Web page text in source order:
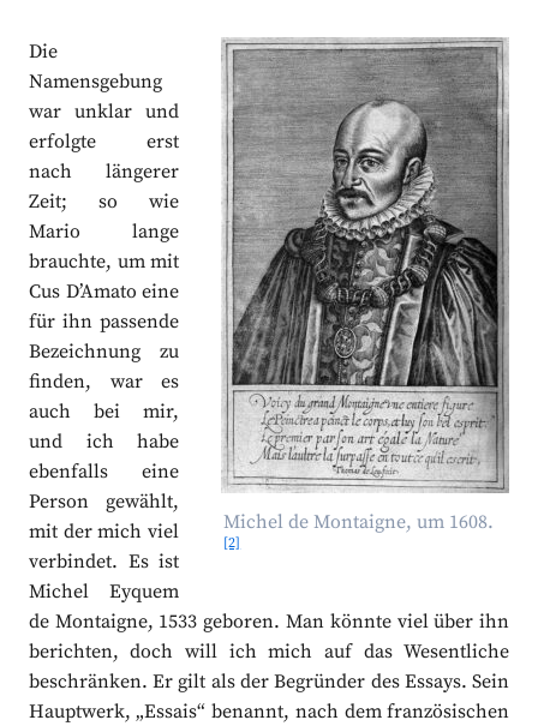
Michel de Montaigne, um 1608.
[2]
Die
Namensgebung
war unklar und
erfolgte erst
nach längerer
Zeit; so wie
Mario lange
brauchte, um mit
Cus D’Amato eine
für ihn passende
Bezeichnung zu
finden, war es
auch bei mir,
und ich habe
ebenfalls eine
Person gewählt,
mit der mich viel
verbindet. Es ist
Michel Eyquem
de Montaigne, 1533 geboren. Man könnte viel über ihn
berichten, doch will ich mich auf das Wesentliche
beschränken. Er gilt als der Begründer des Essays. Sein
Hauptwerk, „Essais“ benannt, nach dem französischen